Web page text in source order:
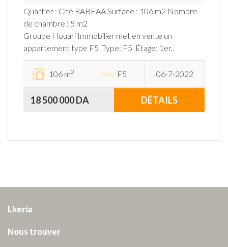
Quartier : Cité RABEAA Surface : 106 m2 Nombre
de chambre : 5 m2
Groupe Houari Immobilier met en vente un
appartement type F5 Type: F5 Étage: 1er..
106 m2 F5 06-7-2022
18 500 000 DA DÉTAILS
Lkeria
Nous trouver